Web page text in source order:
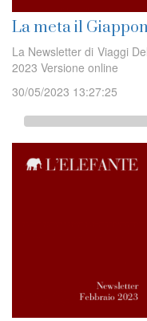
La meta il
La Newsletter di Viaggi
2023 Versione online
30/05/2023 13:27:25